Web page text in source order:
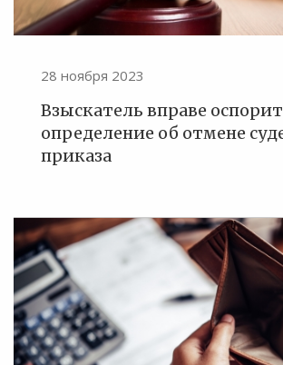
28 ноября 2023
Взыскатель вправе
определение об отмене
приказа